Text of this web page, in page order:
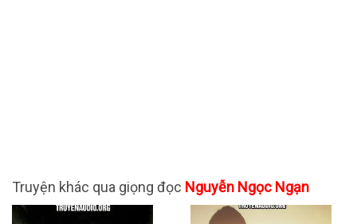
Truyện khác qua giọng đọc Nguyễn Ngọc Ngạn